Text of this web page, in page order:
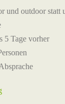
und outdoor statt
5 Tage vorher